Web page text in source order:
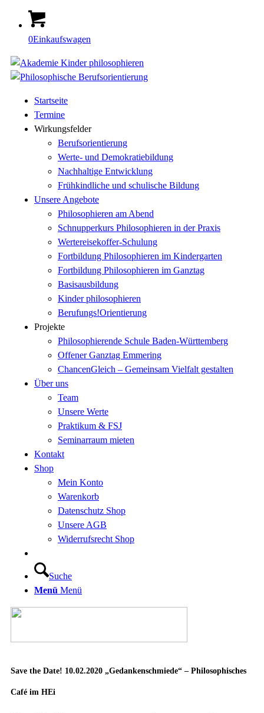
0Einkaufswagen
Startseite
Termine
Wirkungsfelder
Berufsorientierung
Werte- und Demokratiebildung
Nachhaltige Entwicklung
Frühkindliche und schulische Bildung
Unsere Angebote
Philosophieren am Abend
Schnupperkurs Philosophieren in der Praxis
Wertereisekoffer-Schulung
Fortbildung Philosophieren im Kindergarten
Fortbildung Philosophieren im Ganztag
Basisausbildung
Kinder philosophieren
Berufungs!Orientierung
Projekte
Philosophierende Schule Baden-Württemberg
Offener Ganztag Emmering
ChancenGleich – Gemeinsam Vielfalt gestalten
Über uns
Team
Unsere Werte
Praktikum & FSJ
Seminarraum mieten
Kontakt
Shop
Mein Konto
Warenkorb
Datenschutz Shop
Unsere AGB
Widerrufsrecht Shop
Suche
Menü Menü
Save the Date! 10.02.2020 „Gedankenschmiede“ – Philosophisches
Café im HEi